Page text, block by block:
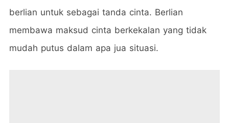
berlian untuk sebagai tanda cinta. Berlian
membawa maksud cinta berkekalan yang tidak
mudah putus dalam apa jua situasi.